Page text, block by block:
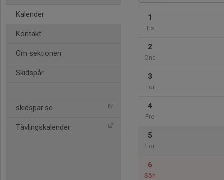
Kalender
Kontakt
Om sektionen
Skidspår
skidspar.se
Tävlingskalender
1
Tis
2
Ons
3
Tor
4
Fre
5
Lör
6
Sön